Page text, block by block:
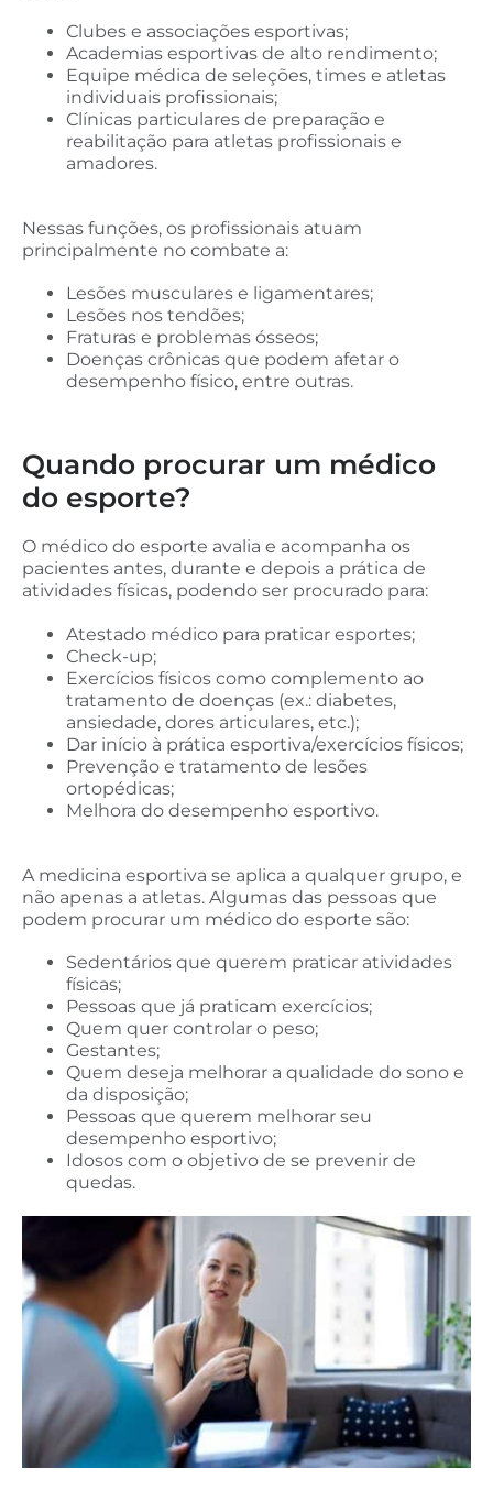
Clubes e associações esportivas;
Academias esportivas de alto rendimento;
Equipe médica de seleções, times e atletas
individuais profissionais;
Clínicas particulares de preparação e
reabilitação para atletas profissionais e
amadores.
Nessas funções, os profissionais atuam
principalmente no combate a:
Lesões musculares e ligamentares;
Lesões nos tendões;
Fraturas e problemas ósseos;
Doenças crônicas que podem afetar o
desempenho físico, entre outras.
Quando procurar um médico
do esporte?
O médico do esporte avalia e acompanha os
pacientes antes, durante e depois a prática de
atividades físicas, podendo ser procurado para:
Atestado médico para praticar esportes;
Check-up;
Exercícios físicos como complemento ao
tratamento de doenças (ex.: diabetes,
ansiedade, dores articulares, etc.);
Dar início à prática esportiva/exercícios físicos;
Prevenção e tratamento de lesões
ortopédicas;
Melhora do desempenho esportivo.
A medicina esportiva se aplica a qualquer grupo, e
não apenas a atletas. Algumas das pessoas que
podem procurar um médico do esporte são:
Sedentários que querem praticar atividades
físicas;
Pessoas que já praticam exercícios;
Quem quer controlar o peso;
Gestantes;
Quem deseja melhorar a qualidade do sono e
da disposição;
Pessoas que querem melhorar seu
desempenho esportivo;
Idosos com o objetivo de se prevenir de
quedas.